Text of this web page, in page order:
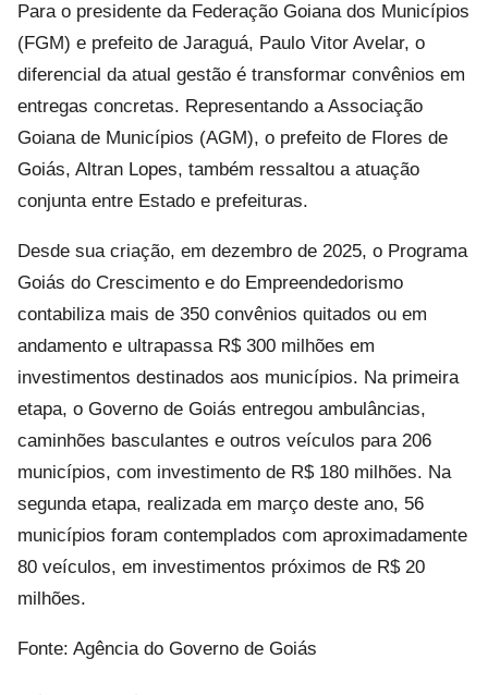
Para o presidente da Federação Goiana dos Municípios
(FGM) e prefeito de Jaraguá, Paulo Vitor Avelar, o
diferencial da atual gestão é transformar convênios em
entregas concretas. Representando a Associação
Goiana de Municípios (AGM), o prefeito de Flores de
Goiás, Altran Lopes, também ressaltou a atuação
conjunta entre Estado e prefeituras.
Desde sua criação, em dezembro de 2025, o Programa
Goiás do Crescimento e do Empreendedorismo
contabiliza mais de 350 convênios quitados ou em
andamento e ultrapassa R$ 300 milhões em
investimentos destinados aos municípios. Na primeira
etapa, o Governo de Goiás entregou ambulâncias,
caminhões basculantes e outros veículos para 206
municípios, com investimento de R$ 180 milhões. Na
segunda etapa, realizada em março deste ano, 56
municípios foram contemplados com aproximadamente
80 veículos, em investimentos próximos de R$ 20
milhões.
Fonte: Agência do Governo de Goiás